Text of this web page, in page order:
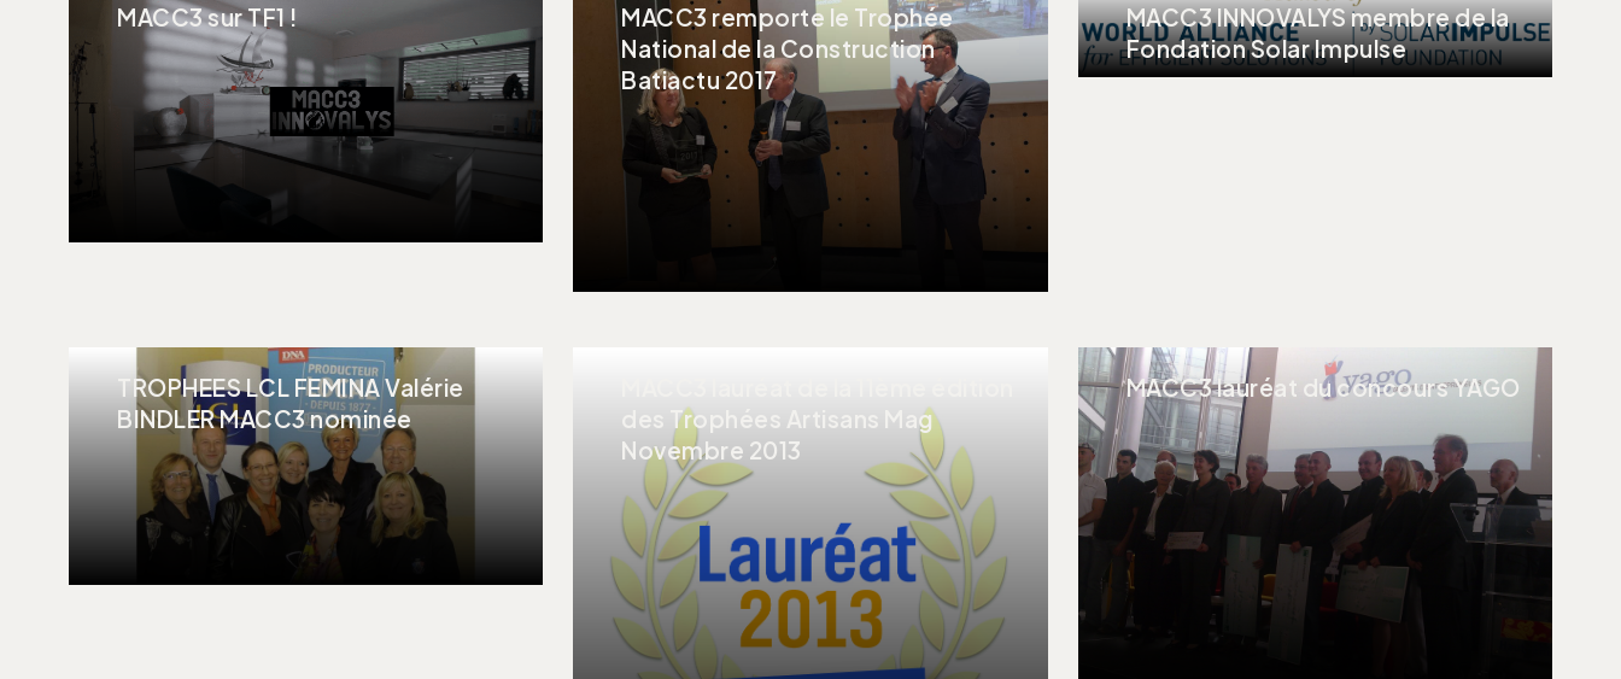
MACC3 sur TF1 !
MACC3 remporte le Trophée
National de la Construction
Batiactu 2017
MACC3 INNOVALYS membre de la
Fondation Solar Impulse
TROPHEES LCL FEMINA Valérie
BINDLER MACC3 nominée
des Trophées Artisans Mag
Novembre 2013
MACC3 lauréat du concours YAGO